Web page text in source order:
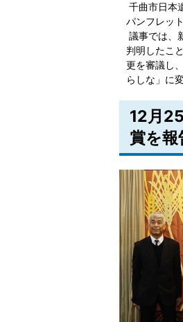
千曲市日本
パンフレッ
議事では、
判明したこ
更を審議し
らしな」に
12月
賞を報